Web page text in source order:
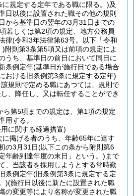
規定する定年である職に限る。)及
日以後に設置された職その他の規則
から基準日の翌年の3月31日までの
若しくは第2項の規定、地方公務員
律(令和3年法律第63号。以下「令和
)附則第3条第5項又は前項の規定によ
うち、基準日の前日において同日に
条例定年(基準日が施行日である場合
おける旧条例第3条に規定する定年)
規則で定める職にあつては、規則で
、降任し、又は転任することができ
ら第5項までの規定は、第1項の規定
用する。
に関する経過措置)
に掲げる者のうち、年齢65年に達す
の3月31日(以下この条から附則第6
年齢到達年度の末日」という。) まで
、当該者を採用しようとする常時勤
条例定年(旧条例第3条に規定する定
)(施行日以後に新たに設置された職
の変更等により名称が変更された職